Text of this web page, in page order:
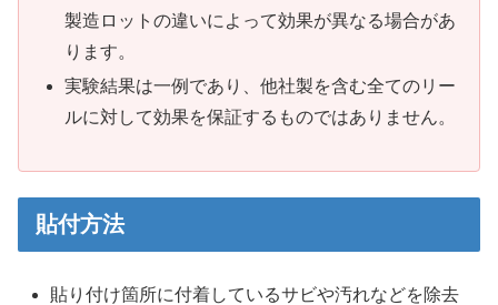
製造ロットの違いによって効果が異なる場合があ
ります。
実験結果は一例であり、他社製を含む全てのリー
ルに対して効果を保証するものではありません。
貼付方法
貼り付け箇所に付着しているサビや汚れなどを除去